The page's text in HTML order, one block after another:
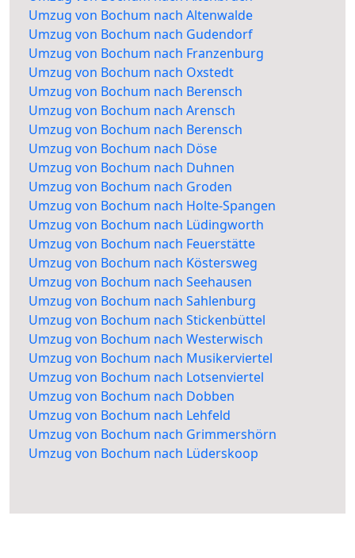
Umzug von Bochum nach Altenwalde
Umzug von Bochum nach Gudendorf
Umzug von Bochum nach Franzenburg
Umzug von Bochum nach Oxstedt
Umzug von Bochum nach Berensch
Umzug von Bochum nach Arensch
Umzug von Bochum nach Berensch
Umzug von Bochum nach Döse
Umzug von Bochum nach Duhnen
Umzug von Bochum nach Groden
Umzug von Bochum nach Holte-Spangen
Umzug von Bochum nach Lüdingworth
Umzug von Bochum nach Feuerstätte
Umzug von Bochum nach Köstersweg
Umzug von Bochum nach Seehausen
Umzug von Bochum nach Sahlenburg
Umzug von Bochum nach Stickenbüttel
Umzug von Bochum nach Westerwisch
Umzug von Bochum nach Musikerviertel
Umzug von Bochum nach Lotsenviertel
Umzug von Bochum nach Dobben
Umzug von Bochum nach Lehfeld
Umzug von Bochum nach Grimmershörn
Umzug von Bochum nach Lüderskoop